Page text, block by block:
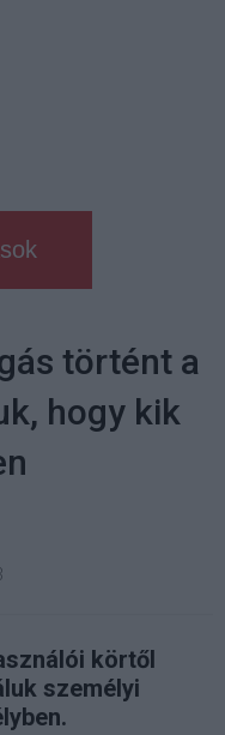
történt a
hogy kik
körtől
személyi